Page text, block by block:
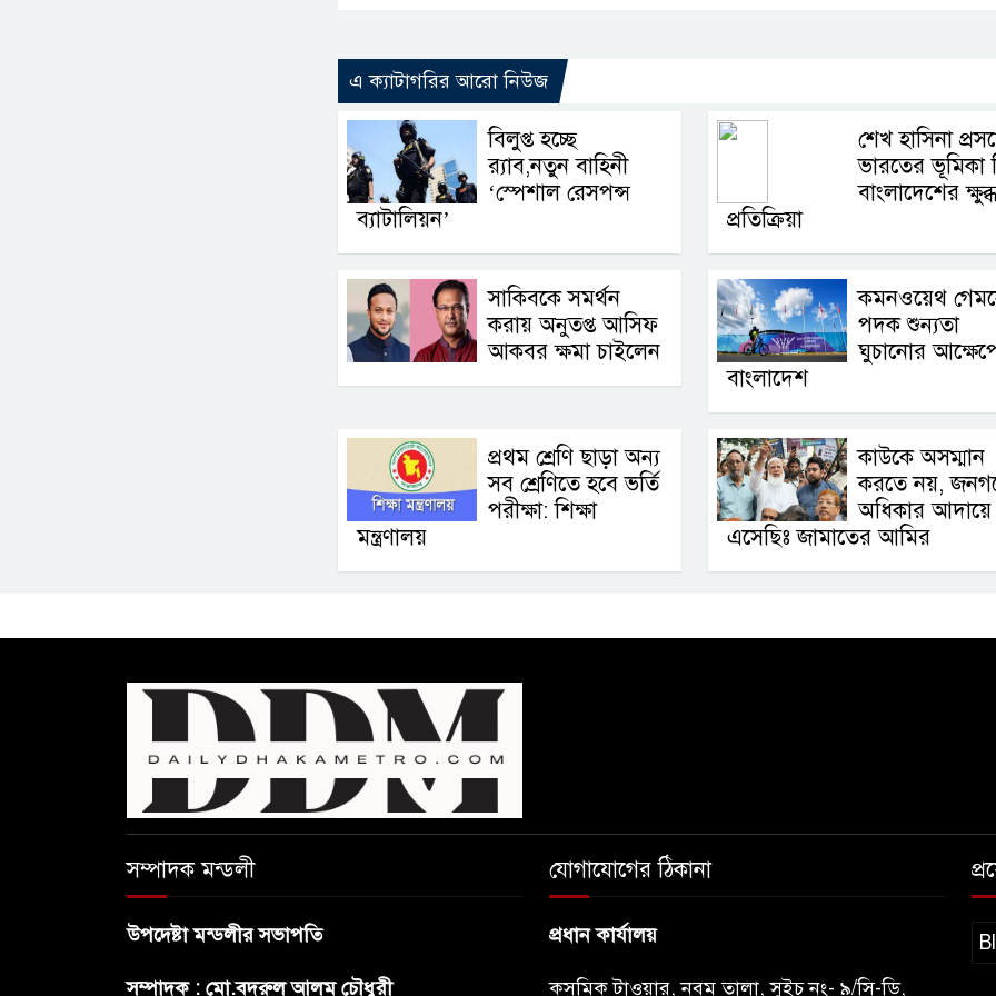
এ ক্যাটাগরির আরো নিউজ
বিলুপ্ত হচ্ছে
র‍্যাব,নতুন বাহিনী
‘স্পেশাল রেসপন্স
ব্যাটালিয়ন’
শেখ হাসিনা
ভারতের ভূমিকা
বাংলাদেশের ক্ষুব্ধ
প্রতিক্রিয়া
সাকিবকে সমর্থন
করায় অনুতপ্ত আসিফ
আকবর ক্ষমা চাইলেন
কমনওয়েথ
পদক শুন্যতা
ঘুচানোর
বাংলাদেশ
প্রথম শ্রেণি ছাড়া অন্য
সব শ্রেণিতে হবে ভর্তি
পরীক্ষা: শিক্ষা
মন্ত্রণালয়
কাউকে অসম্মান
করতে নয়,
অধিকার আদায়ে
এসেছিঃ জামাতের আমির
সম্পাদক মন্ডলী
উপদেষ্টা মন্ডলীর সভাপতি
সম্পাদক : মো.বদরুল আলম চৌধুরী
যোগাযোগের ঠিকানা
প্রধান কার্যালয়
কসমিক টাওয়ার, নবম তালা, সুইচ নং- ৯/সি-ডি,